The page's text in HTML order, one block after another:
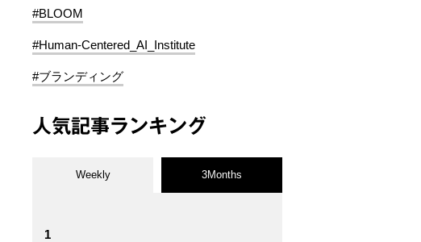
#BLOOM
#Human-Centered_AI_Institute
#ブランディング
人気記事ランキング
Weekly 3Months
1